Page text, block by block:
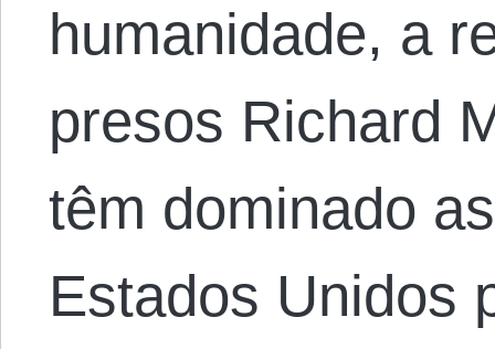
humanidade, a
presos Richard
têm dominado
Estados Unidos